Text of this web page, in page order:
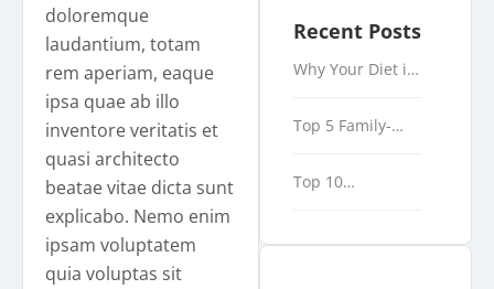
doloremque
laudantium, totam
rem aperiam, eaque
ipsa quae ab illo
inventore veritatis et
quasi architecto
beatae vitae dicta sunt
explicabo. Nemo enim
ipsam voluptatem
quia voluptas sit
Recent Posts
Why Your Diet is
Top 5 Family-
Visit This
Top 10